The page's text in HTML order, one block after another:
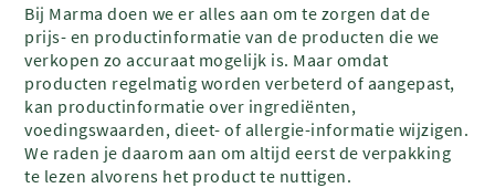
Bij Marma doen we er alles aan om te zorgen dat de
prijs- en productinformatie van de producten die we
verkopen zo accuraat mogelijk is. Maar omdat
producten regelmatig worden verbeterd of aangepast,
kan productinformatie over ingrediënten,
voedingswaarden, dieet- of allergie-informatie wijzigen.
We raden je daarom aan om altijd eerst de verpakking
te lezen alvorens het product te nuttigen.